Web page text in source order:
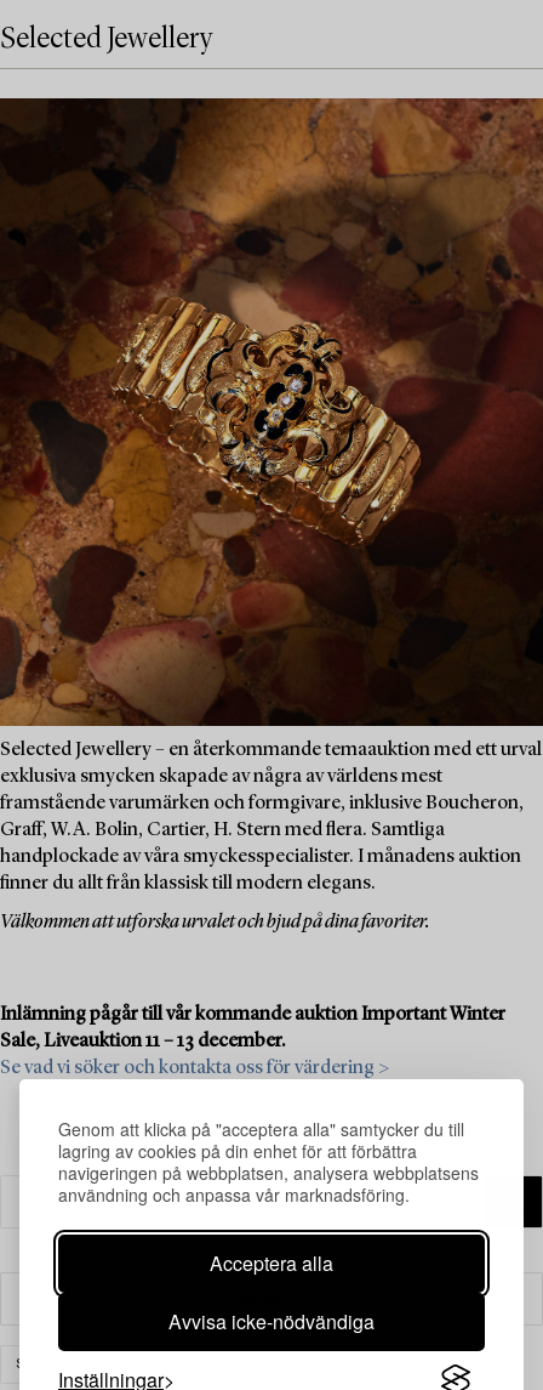
Genom att klicka på "acceptera alla" samtycker du till
lagring av cookies på din enhet för att förbättra
navigeringen på webbplatsen, analysera webbplatsens
användning och anpassa vår marknadsföring.
Acceptera alla
Avvisa icke-nödvändiga
Inställningar
Selected Jewellery
Selected Jewellery – en återkommande temaauktion med ett urval
exklusiva smycken skapade av några av världens mest
framstående varumärken och formgivare, inklusive Boucheron,
Graff, W.A. Bolin, Cartier, H. Stern med flera. Samtliga
handplockade av våra smyckesspecialister. I månadens auktion
finner du allt från klassisk till modern elegans.
Välkommen att utforska urvalet och bjud på dina favoriter.
Inlämning pågår till vår kommande auktion Important Winter
Sale, Liveauktion 11 – 13 december.
Se vad vi söker och kontakta oss för värdering >
SMYCKEN